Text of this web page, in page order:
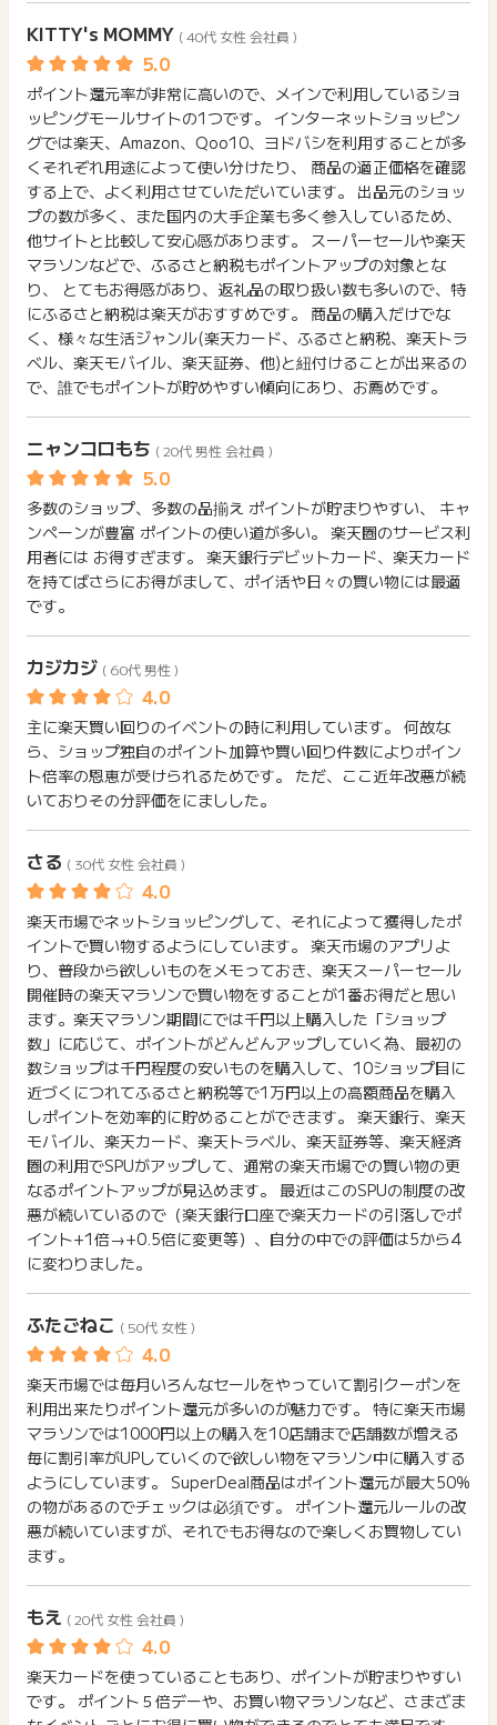
【その他】
※広告主側のアプリを経由して利用した場合も獲得対象となりま
した。
※ポイントタウンからページ遷移した際に楽天市場にログインが
できていれば、離脱後に別のブラウザ（アプリ）でお買い物を
しても獲得対象となります。
※ポイントタウンからページ遷移した際に楽天市場にログインが
できていない状態で、離脱したのちに別のブラウザやアプリで
お買い物をした場合は獲得対象となりませんのでご注意くださ
い
※本広告は以下に関する調査依頼を一切お受けできません。
ポイントタウンサポートでも対応いたしかねますので、ご了承
のうえご利用ください。
・獲得予定ポイントに反映されない
・非承認理由
※ポイントに関するお問い合わせは、ポイントタウンのサポート
お問い合わせをした場合、ポイント獲得対象外となる場合がご
ざいます。
KITTY's MOMMY ( 40代 女性 会社員 )
ポイント還元率が非常に高いので、メインで利用しているショ
ッピングモールサイトの1つです。 インターネットショッピン
グでは楽天、Amazon、Qoo10、ヨドバシを利用することが多
くそれぞれ用途によって使い分けたり、 商品の適正価格を確認
する上で、よく利用させていただいています。 出品元のショッ
プの数が多く、また国内の大手企業も多く参入しているため、
他サイトと比較して安心感があります。 スーパーセールや楽天
マラソンなどで、ふるさと納税もポイントアップの対象とな
り、 とてもお得感があり、返礼品の取り扱い数も多いので、特
にふるさと納税は楽天がおすすめです。 商品の購入だけでな
く、様々な生活ジャンル(楽天カード、ふるさと納税、楽天トラ
ベル、楽天モバイル、楽天証券、他)と紐付けることが出来るの
で、誰でもポイントが貯めやすい傾向にあり、お薦めです。
ニャンコロもち ( 20代 男性 会社員 )
多数のショップ、多数の品揃え ポイントが貯まりやすい、 キャ
ンペーンが豊富 ポイントの使い道が多い。 楽天圏のサービス利
用者には お得すぎます。 楽天銀行デビットカード、楽天カード
を持てばさらにお得がまして、ポイ活や日々の買い物には最適
です。
カジカジ ( 60代 男性 )
主に楽天買い回りのイベントの時に利用しています。 何故な
ら、ショップ独自のポイント加算や買い回り件数によりポイン
ト倍率の恩恵が受けられるためです。 ただ、ここ近年改悪が続
いておりその分評価をにましした。
さる ( 30代 女性 会社員 )
楽天市場でネットショッピングして、それによって獲得したポ
イントで買い物するようにしています。 楽天市場のアプリよ
り、普段から欲しいものをメモっておき、楽天スーパーセール
開催時の楽天マラソンで買い物をすることが1番お得だと思い
ます。楽天マラソン期間にでは千円以上購入した「ショップ
数」に応じて、ポイントがどんどんアップしていく為、最初の
数ショップは千円程度の安いものを購入して、10ショップ目に
近づくにつれてふるさと納税等で1万円以上の高額商品を購入
しポイントを効率的に貯めることができます。 楽天銀行、楽天
モバイル、楽天カード、楽天トラベル、楽天証券等、楽天経済
圏の利用でSPUがアップして、通常の楽天市場での買い物の更
なるポイントアップが見込めます。 最近はこのSPUの制度の改
悪が続いているので（楽天銀行口座で楽天カードの引落しでポ
イント+1倍→+0.5倍に変更等）、自分の中での評価は5から4
に変わりました。
ふたごねこ ( 50代 女性 )
楽天市場では毎月いろんなセールをやっていて割引クーポンを
利用出来たりポイント還元が多いのが魅力です。 特に楽天市場
マラソンでは1000円以上の購入を10店舗まで店舗数が増える
毎に割引率がUPしていくので欲しい物をマラソン中に購入する
ようにしています。 SuperDeal商品はポイント還元が最大50%
の物があるのでチェックは必須です。 ポイント還元ルールの改
悪が続いていますが、それでもお得なので楽しくお買物してい
ます。
もえ ( 20代 女性 会社員 )
楽天カードを使っていることもあり、ポイントが貯まりやすい
です。 ポイント５倍デーや、お買い物マラソンなど、さまざま